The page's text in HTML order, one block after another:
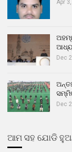
Apr
Dec
Dec
ଆମ ସହ ଯୋଡି